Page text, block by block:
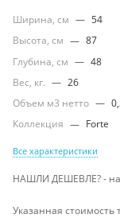
Ширина, см — 54
Высота, см — 87
Глубина, см — 48
Вес, кг. — 26
Объем м3 нетто —
Коллекция — Forte
Все характеристики
НАШЛИ ДЕШЕВЛЕ? -
Указанная